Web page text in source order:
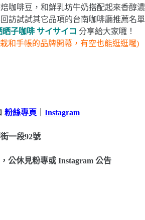
咖啡豆，和鮮乳坊牛奶搭配起來香醇濃
訪試試其它品項的台南咖啡廳推薦名單
晒子咖啡 サイサイコ 分享給大家囉！
和手帳的品牌開幕，有空也能逛逛囉)
粉絲專頁 Instagram
一段92號
公休見粉專或 Instagram 公告